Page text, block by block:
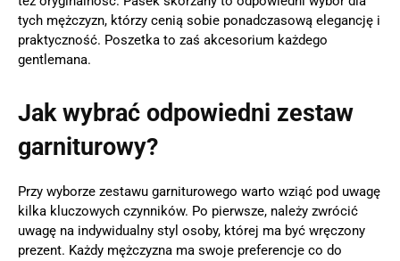
tych mężczyzn, którzy cenią sobie ponadczasową elegancję i
praktyczność. Poszetka to zaś akcesorium każdego
gentlemana.
Jak wybrać odpowiedni zestaw
garniturowy?
Przy wyborze zestawu garniturowego warto wziąć pod uwagę
kilka kluczowych czynników. Po pierwsze, należy zwrócić
uwagę na indywidualny styl osoby, której ma być wręczony
prezent. Każdy mężczyzna ma swoje preferencje co do